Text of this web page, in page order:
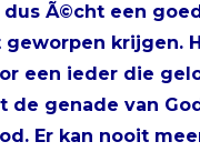
dus Ã©cht een
geworpen krijgen.
een ieder die
de genade van
Er kan nooit